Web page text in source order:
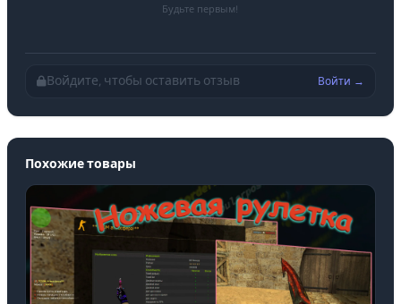
Будьте первым!
Войдите, чтобы оставить отзыв Войти →
Похожие товары